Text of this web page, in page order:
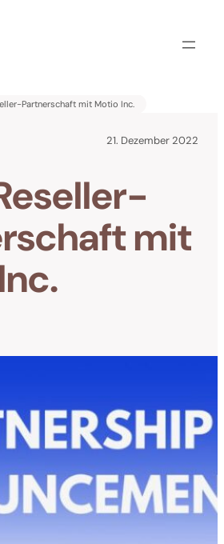
Partnerschaft mit Motio Inc.
21. Dezember 2022
mit